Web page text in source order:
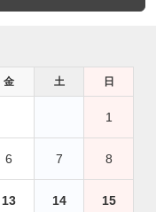
金 土 日
1
6 7 8
13 14 15